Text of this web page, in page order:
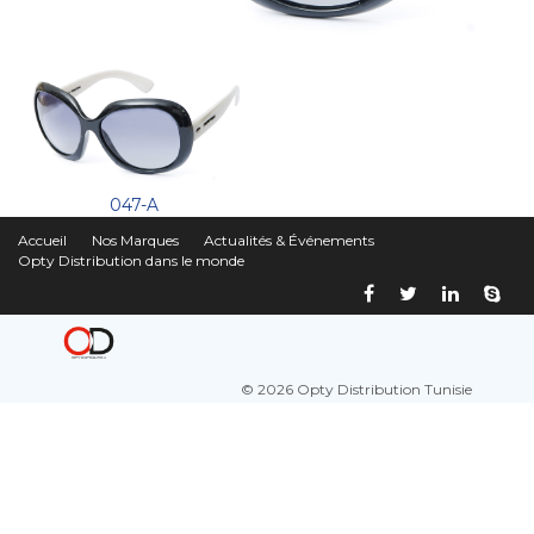
047-A
Accueil Nos Marques
Actualités & Événements
Opty Distribution dans le monde
© 2026 Opty Distribution Tunisie